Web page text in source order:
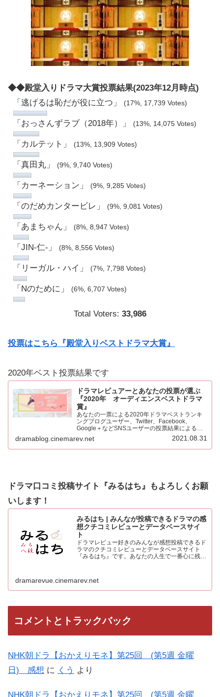
◆◆殿堂入りドラマ大賞投票結果(2023年12月時点)
「逃げるは恥だが役に立つ」
(17%, 17,739 Votes)
「おっさんずラブ（2018年）」 (13%, 14,075 Votes)
「カルテット」 (13%, 13,909 Votes)
「真田丸」 (9%, 9,740 Votes)
「カーネーション」 (9%, 9,285 Votes)
「のだめカンタービレ」 (9%, 9,081 Votes)
「あまちゃん」 (8%, 8,947 Votes)
「JIN-仁-」 (8%, 8,556 Votes)
「リーガル・ハイ」 (7%, 7,798 Votes)
「Nのために」 (6%, 6,707 Votes)
Total Voters: 33,986
投票はこちら『殿堂入りベストドラマ大賞』
2020年ベスト投票結果です
ドラマレビュアーとあなたの投票が選ぶ
『2020年 オーディエンスベストドラマ
賞』
あなたの一票による2020年ドラマベストランキ
ングブログユーザー、Twitter、Facebook、
Google＋などSNSユーザーの投票結果による
2020年ベストドラマ。445票もの投票をいただき
心より感謝申し上げます！！集計の結果を発表…
dramablog.cinemarev.net 2021.08.31
ドラマ口コミ投稿サイト『みるはち』もよろしくお願
いします！
みるはち | みんなが投稿できるドラマの感
想クチコミレビューとデータベースサイ
ト
ドラマレビュー好きのみんなが感想投稿できるド
ラマのクチコミレビューとデータベースサイト
『みるはち』です。あなたの人生で一番心に残っ
dramarevue.cinemarev.net
コメントとトラックバック
NHK朝ドラ【おかえりモネ】第25回 (第5週 金曜
日) 感想 に くう より
NHK朝ドラ【おかえりモネ】第25回 (第5週 金曜